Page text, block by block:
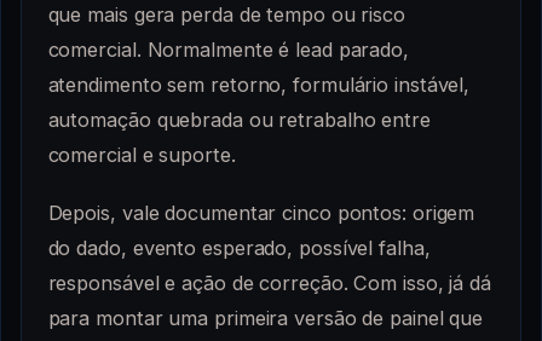
que mais gera perda de tempo ou risco
comercial. Normalmente é lead parado,
atendimento sem retorno, formulário instável,
automação quebrada ou retrabalho entre
comercial e suporte.
Depois, vale documentar cinco pontos: origem
do dado, evento esperado, possível falha,
responsável e ação de correção. Com isso, já dá
para montar uma primeira versão de painel que